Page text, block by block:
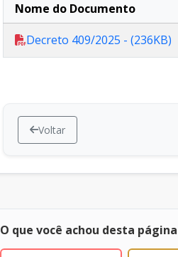
Nome do Documento
Decreto 409/2025 - (236KB)
Voltar
O que você achou desta